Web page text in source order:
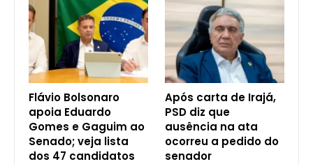
Flávio Bolsonaro
apoia Eduardo
Gomes e Gaguim ao
Senado; veja lista
dos 47 candidatos
Após carta de Irajá,
PSD diz que
ausência na ata
ocorreu a pedido do
senador